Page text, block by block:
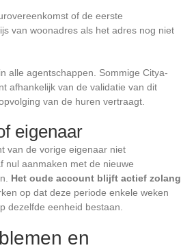
of de eerste
van woonadres als het adres nog niet
alle agentschappen. Sommige Citya-
afhankelijk van de validatie van dit
van de huren vertraagt.
eigenaar
van de vorige eigenaar niet
nul aanmaken met de nieuwe
Het oude account blijft actief zolang
op dat deze periode enkele weken
dezelfde eenheid bestaan.
en